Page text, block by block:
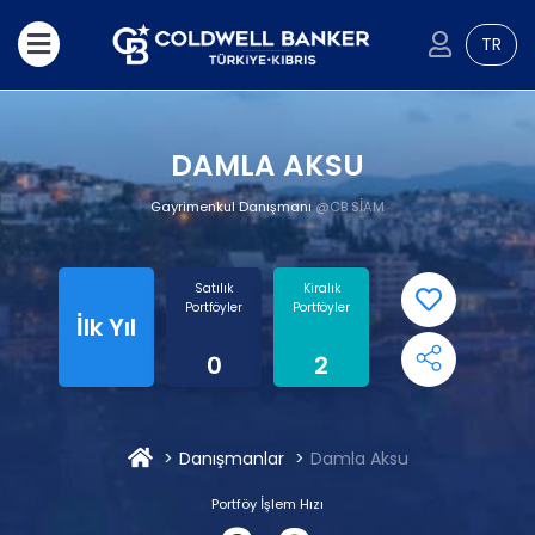
TR
DAMLA AKSU
Gayrimenkul Danışmanı@CB SİAM
İlk Yıl
Satılık
Portföyler
0
Kiralık
Portföyler
2
Danışmanlar Damla Aksu
Portföy İşlem Hızı